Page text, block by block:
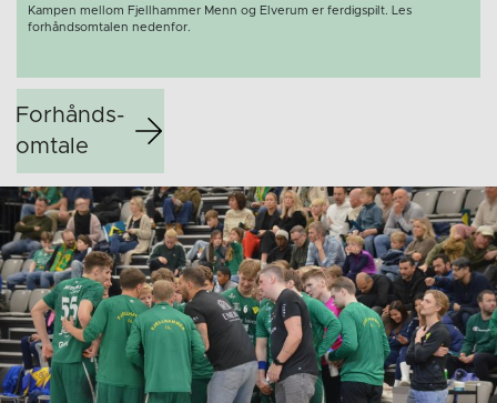
Kampen mellom Fjellhammer Menn og Elverum er ferdigspilt. Les
forhåndsomtalen nedenfor.
Forhånds­
omtale